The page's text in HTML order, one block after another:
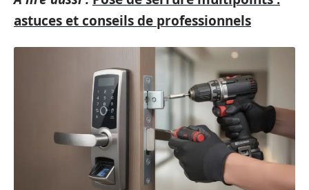
astuces et conseils de professionnels